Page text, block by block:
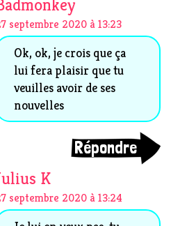
septembre 2020 à 13:23
Ok, ok, je crois que ça
lui fera plaisir que tu
veuilles avoir de ses
nouvelles
Répondre
K
septembre 2020 à 13:24